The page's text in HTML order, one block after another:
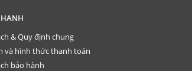
& Quy định chung
và hình thức thanh toán
bảo hành